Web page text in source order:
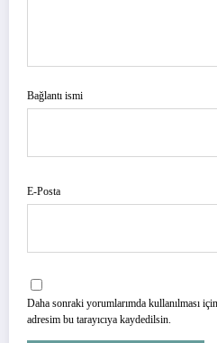
Bağlantı ismi
E-Posta
Daha sonraki yorumlarımda kullanılması
adresim bu tarayıcıya kaydedilsin.